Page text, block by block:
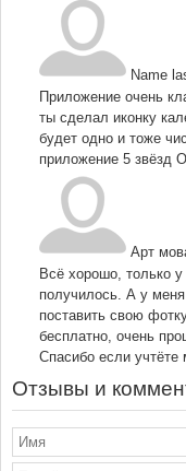
Name
Приложение очень
ты сделал иконку
будет одно и тоже
приложение 5 звёзд
Арт
Всё хорошо, только
получилось. А у
поставить свою
бесплатно, очень
Спасибо если учтёте
Отзывы и